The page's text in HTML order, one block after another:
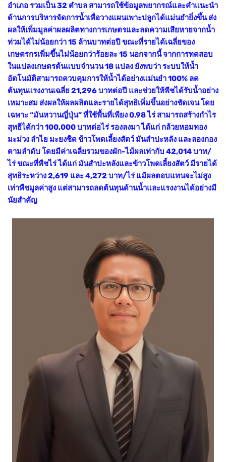
อำเภอ รวมเป็น 32 ตำบล สามารถใช้ข้อมูลพยากรณ์และคำแนะนำ
ด้านการบริหารจัดการน้ำเพื่อวางแผนเพาะปลูกได้แม่นยำยิ่งขึ้น ส่ง
ผลให้เพิ่มมูลค่าผลผลิตทางการเกษตรและลดความเสียหายจากนํ้า
ท่วมได้ไม่น้อยกว่า 15 ล้านบาทต่อปี ขณะที่รายได้เฉลี่ยของ
เกษตรกรเพิ่มขึ้นไม่น้อยกว่าร้อยละ 15 นอกจากนี้ จากการทดสอบ
ในแปลงเกษตรต้นแบบจํานวน 18 แปลง ยังพบว่า ระบบให้นํ้า
อัตโนมัติสามารถควบคุมการให้นํ้าได้อย่างแม่นยํา 100% ลด
ต้นทุนแรงงานเฉลี่ย 21,296 บาทต่อปี และช่วยให้พืชได้รับนํ้าอย่าง
เหมาะสม ส่งผลให้ผลผลิตและรายได้สุทธิเพิ่มขึ้นอย่างชัดเจน โดย
เฉพาะ “มันหวานญี่ปุ่น” ที่ใช้พื้นที่เพียง 0.98 ไร่ สามารถสร้างกําไร
สุทธิได้กว่า 100,000 บาทต่อไร่ รองลงมา ได้แก่ กล้วยหอมทอง
มะม่วง ลำไย มะยงชิด ข้าวโพดเลี้ยงสัตว์ มันสำปะหลัง และลองกอง
ตามลำดับ โดยมีค่าเฉลี่ยรวมของผัก-ไม้ผลเท่ากับ 42,014 บาท/
ไร่ ขณะที่พืชไร่ ได้แก่ มันสำปะหลังและข้าวโพดเลี้ยงสัตว์ มีรายได้
สุทธิระหว่าง 2,619 และ 4,272 บาท/ไร่ แม้ผลตอบแทนจะไม่สูง
เท่าพืชมูลค่าสูง แต่สามารถลดต้นทุนด้านนํ้าและแรงงานได้อย่างมี
นัยสําคัญ